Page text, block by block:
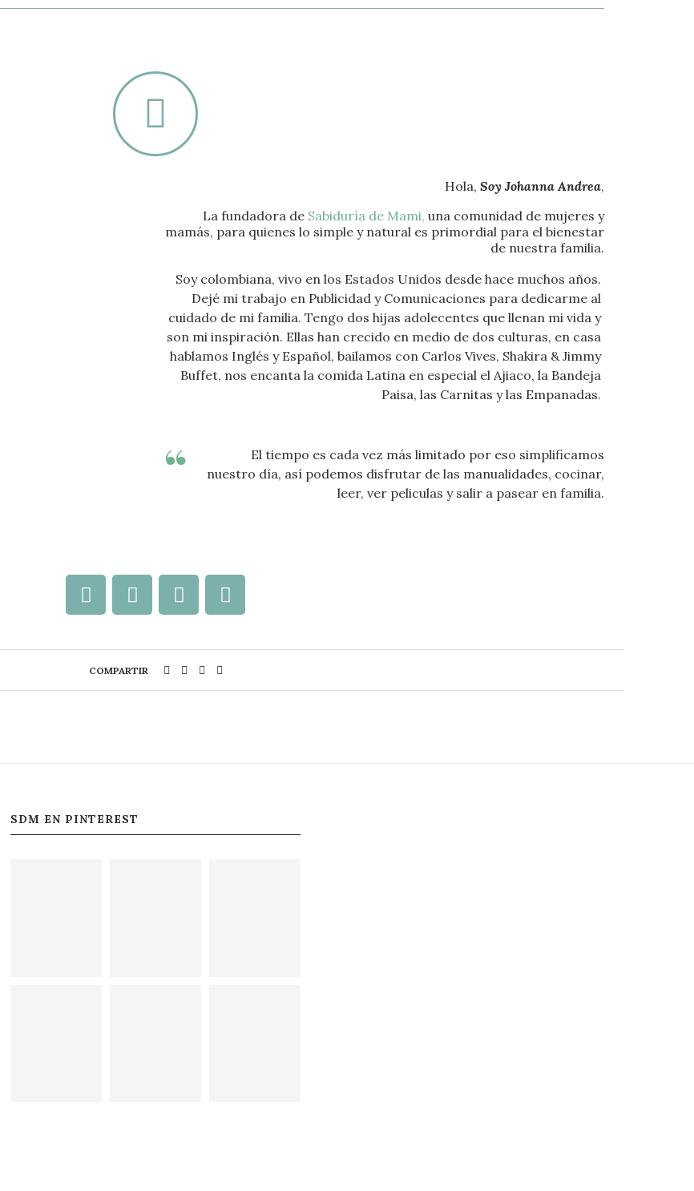
Hola, Soy Johanna Andrea,
La fundadora de Sabiduría de Mami, una comunidad de mujeres y
mamás, para quienes lo simple y natural es primordial para el bienestar
de nuestra familia.
Soy colombiana, vivo en los Estados Unidos desde hace muchos años.
Dejé mi trabajo en Publicidad y Comunicaciones para dedicarme al
cuidado de mi familia. Tengo dos hijas adolecentes que llenan mi vida y
son mi inspiración. Ellas han crecido en medio de dos culturas, en casa
hablamos Inglés y Español, bailamos con Carlos Vives, Shakira & Jimmy
Buffet, nos encanta la comida Latina en especial el Ajiaco, la Bandeja
Paisa, las Carnitas y las Empanadas.
El tiempo es cada vez más limitado por eso simplificamos
nuestro día, así podemos disfrutar de las manualidades, cocinar,
leer, ver peliculas y salir a pasear en familia.
COMPARTIR
SDM EN PINTEREST